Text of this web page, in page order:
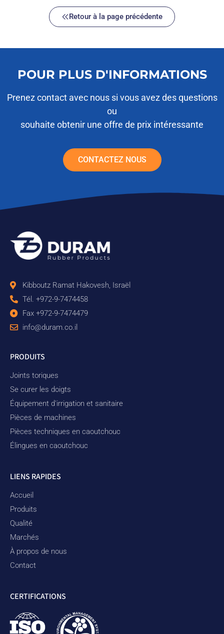
Retour à la page précédente
POUR PLUS D'INFORMATIONS
Prenez contact avec nous si vous avez des questions
ou
souhaite obtenir une offre de prix intéressante
CONTACTEZ NOUS
Kibboutz Ramat Hakovesh, Israël
Tél. +972-9-7474458
Fax +972-9-7474479
info@duram.co.il
PRODUITS
Joints toriques
Se curer les doigts
Équipement d'irrigation et sanitaire
Pièces de machines
Pièces techniques en caoutchouc
Élingues en caoutchouc
LIENS RAPIDES
Accueil
Produits
Qualité
Marchés
À propos de nous
Contact
CERTIFICATIONS